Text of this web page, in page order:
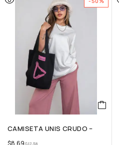
CAMISETA UNIS CRUDO –
$17,38
$8,69